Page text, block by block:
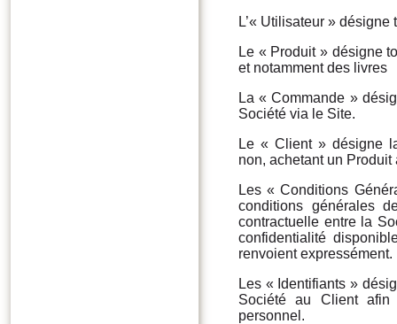
L’« Utilisateur »
Le « Produit » désigne
et notamment des livres
La « Commande »
Société via le Site.
Le « Client » désigne
non, achetant un
Les « Conditions
conditions générales
contractuelle entre la
confidentialité
renvoient expressément.
Les « Identifiants »
Société au Client
personnel.